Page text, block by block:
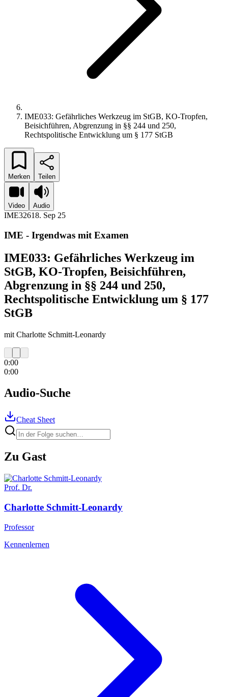
IME033: Gefährliches Werkzeug im StGB, KO-Tropfen,
Beisichführen, Abgrenzung in §§ 244 und 250,
Rechtspolitische Entwicklung um § 177 StGB
Merken Teilen
Video Audio
IME32618. Sep 25
IME - Irgendwas mit Examen
IME033: Gefährliches Werkzeug im
StGB, KO-Tropfen, Beisichführen,
Abgrenzung in §§ 244 und 250,
Rechtspolitische Entwicklung um § 177
StGB
mit Charlotte Schmitt-Leonardy
0:00
0:00
Audio-Suche
Cheat Sheet
Zu Gast
Prof. Dr.
Charlotte Schmitt-Leonardy
Professor
Kennenlernen